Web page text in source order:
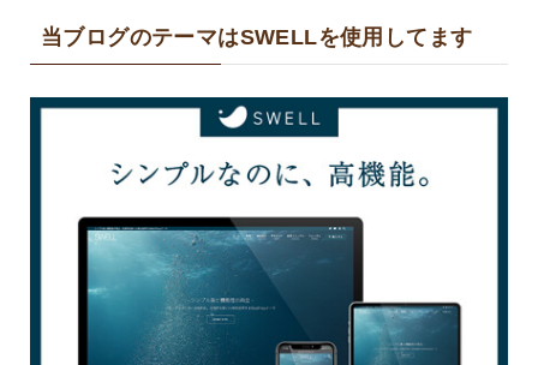
当ブログのテーマはSWELLを使用してます